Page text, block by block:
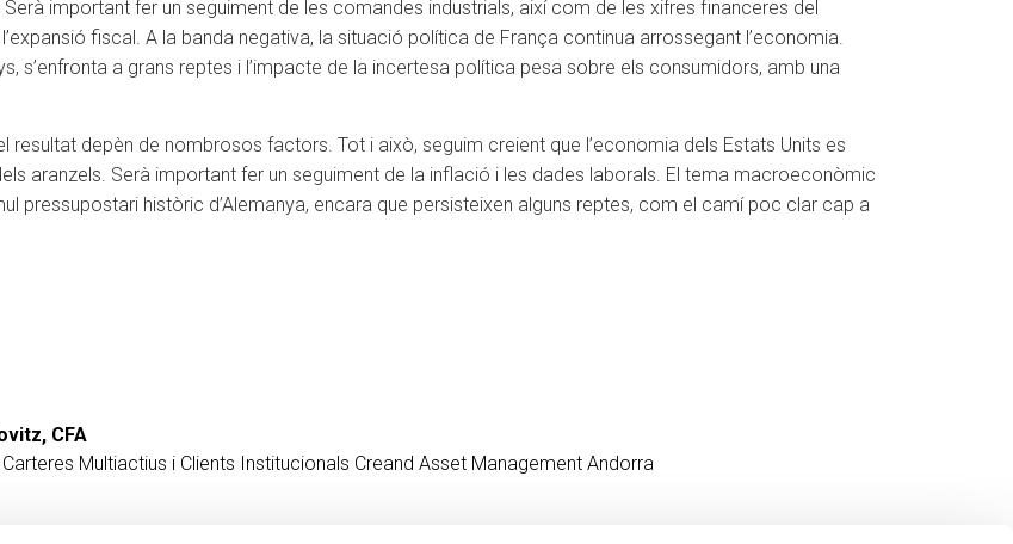
important fer un seguiment de les comandes industrials, així com de les xifres financeres del
fiscal. A la banda negativa, la situació política de França continua arrossegant l’economia.
s’enfronta a grans reptes i l’impacte de la incertesa política pesa sobre els consumidors, amb una
resultat depèn de nombrosos factors. Tot i això, seguim creient que l’economia dels Estats Units es
aranzels. Serà important fer un seguiment de la inflació i les dades laborals. El tema macroeconòmic
pressupostari històric d’Alemanya, encara que persisteixen alguns reptes, com el camí poc clar cap a
CFA
Multiactius i Clients Institucionals Creand Asset Management Andorra